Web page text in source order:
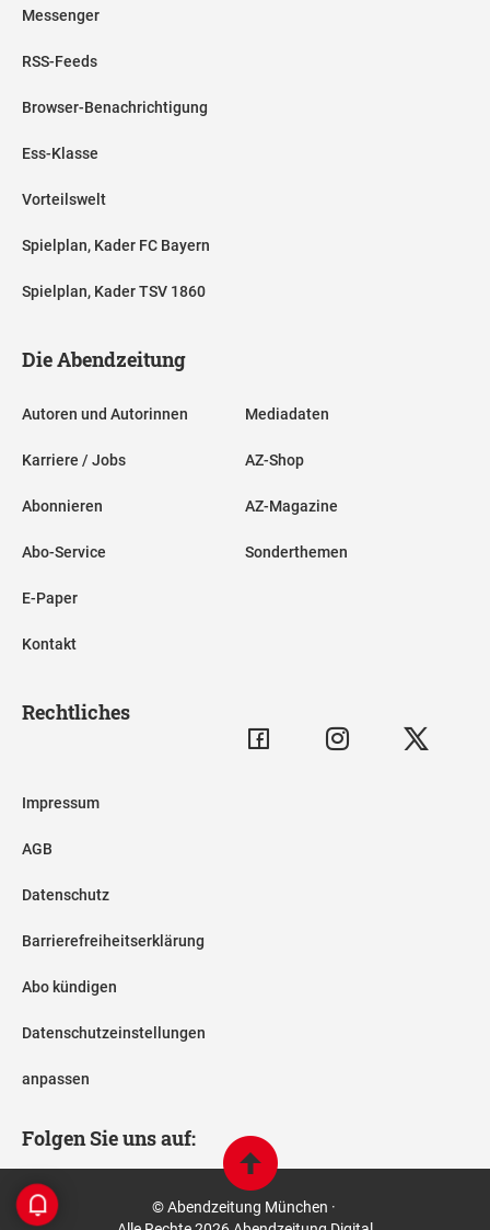
Messenger
RSS-Feeds
Browser-Benachrichtigung
Ess-Klasse
Vorteilswelt
Spielplan, Kader FC Bayern
Spielplan, Kader TSV 1860
Die Abendzeitung
Autoren und Autorinnen
Karriere / Jobs
Abonnieren
Abo-Service
E-Paper
Kontakt
Mediadaten
AZ-Shop
AZ-Magazine
Sonderthemen
Rechtliches
Impressum
AGB
Datenschutz
Barrierefreiheitserklärung
Abo kündigen
Datenschutzeinstellungen
anpassen
Folgen Sie uns auf:
© Abendzeitung München ·